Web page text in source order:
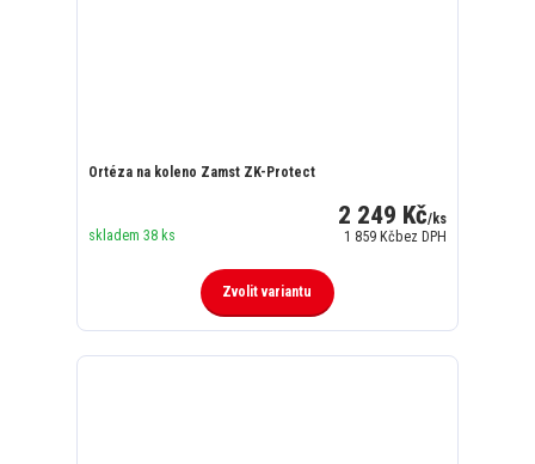
Ortéza na koleno Zamst ZK-Protect
2 249 Kč/ks
1 859 Kčbez DPH
skladem 38 ks
Zvolit variantu